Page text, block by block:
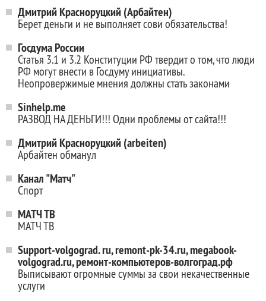
Дмитрий Красноруцкий (Арбайтен)
Берет деньги и не выполняет сови обязательства!
Госдума России
Статья 3.1 и 3.2 Конституции РФ твердит о том, что люди
РФ могут внести в Госдуму инициативы.
Неопровержимые мнения должны стать законами
Sinhelp.me
РАЗВОД НА ДЕНЬГИ!!! Одни проблемы от сайта!!!
Дмитрий Красноруцкий (arbeiten)
Арбайтен обманул
Канал "Матч"
Спорт
МАТЧ ТВ
МАТЧ ТВ
Support-volgograd. ru, remont-pk-34.ru, megabook-
volgograd.ru, ремонт-компьютеров-волгоград.рф
Выписывают огромные суммы за свои некачественные
услуги